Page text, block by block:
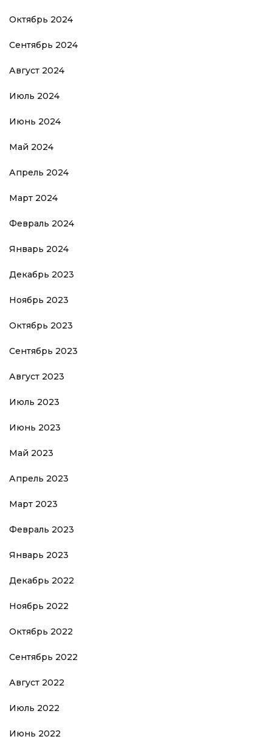
Октябрь 2024
Сентябрь 2024
Август 2024
Июль 2024
Июнь 2024
Май 2024
Апрель 2024
Март 2024
Февраль 2024
Январь 2024
Декабрь 2023
Ноябрь 2023
Октябрь 2023
Сентябрь 2023
Август 2023
Июль 2023
Июнь 2023
Май 2023
Апрель 2023
Март 2023
Февраль 2023
Январь 2023
Декабрь 2022
Ноябрь 2022
Октябрь 2022
Сентябрь 2022
Август 2022
Июль 2022
Июнь 2022